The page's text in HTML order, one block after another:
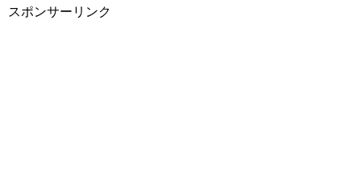
スポンサーリンク